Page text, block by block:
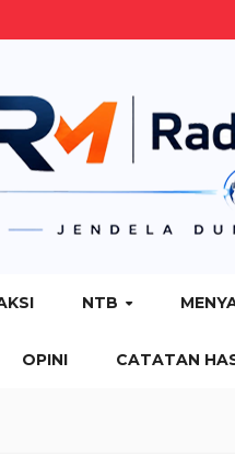
NTB
OPINI CATATAN